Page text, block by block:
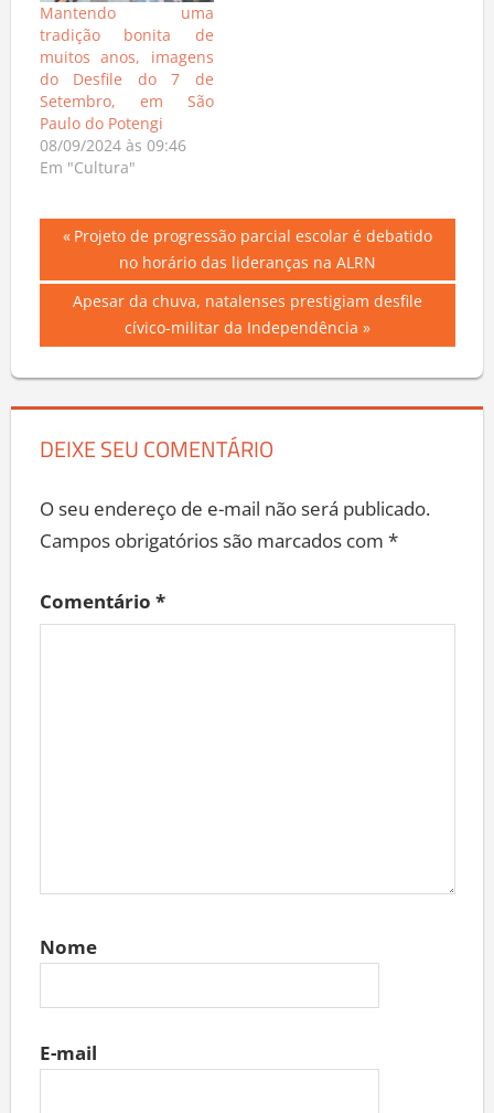
Mantendo uma
tradição bonita de
muitos anos, imagens
do Desfile do 7 de
Setembro, em São
Paulo do Potengi
08/09/2024 às 09:46
Em "Cultura"
Navegação
de
Post
Previous
Projeto de progressão parcial escolar é debatido
no horário das lideranças na ALRN
Next
Apesar da chuva, natalenses prestigiam desfile
cívico-militar da Independência
DEIXE SEU COMENTÁRIO
O seu endereço de e-mail não será publicado.
Campos obrigatórios são marcados com *
Comentário *
Nome
E-mail